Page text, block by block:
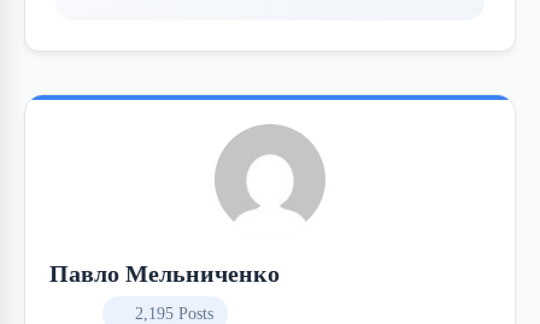
Павло Мельниченко
2,195 Posts